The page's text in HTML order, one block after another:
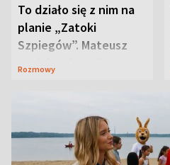
To działo się z nim na
planie „Zatoki
Szpiegów”. Mateusz
Janicki odsłonił
Rozmowy